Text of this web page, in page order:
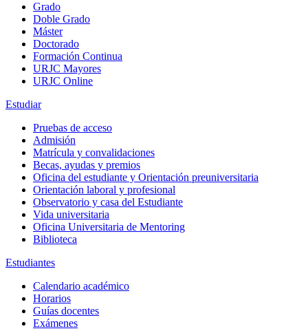
Grado
Doble Grado
Máster
Doctorado
Formación Continua
URJC Mayores
URJC Online
Estudiar
Pruebas de acceso
Admisión
Matrícula y convalidaciones
Becas, ayudas y premios
Oficina del estudiante y Orientación preuniversitaria
Orientación laboral y profesional
Observatorio y casa del Estudiante
Vida universitaria
Oficina Universitaria de Mentoring
Biblioteca
Estudiantes
Calendario académico
Horarios
Guías docentes
Exámenes